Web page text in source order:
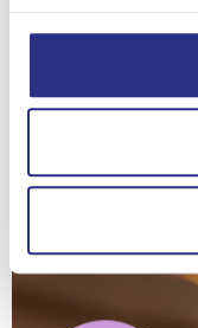
Nieuws